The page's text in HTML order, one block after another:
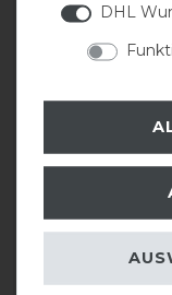
Konfigurations-
DHL